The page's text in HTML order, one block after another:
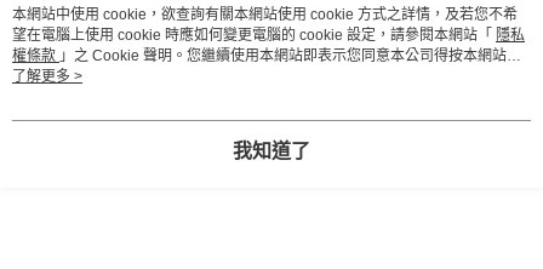
●我認為廣嶋玲子的作品暢銷的主要原因是——她寫出
屬於這個時代的「寓言體」，不只讓孩子沉浸在閱讀
故事的趣味中，家長也樂於買單。怪奇漢方桃印系
──顏志豪（兒童文學作家、兒童文學研究
本網站中使用 cookie，欲查詢有關本網站使用 cookie 方式之詳情，及若您不希
望在電腦上使用 cookie 時應如何變更電腦的 cookie 設定，請參閱本網站「 隱私
權條款 」之 Cookie 聲明。您繼續使用本網站即表示您同意本公司得按本網站使
用條款之 Cookie 聲明使用 cookie。
了解更多 >
我知道了